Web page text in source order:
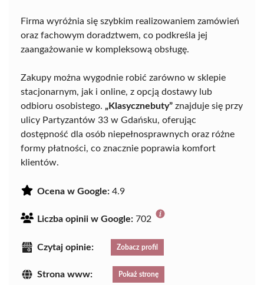
Firma wyróżnia się szybkim realizowaniem zamówień
oraz fachowym doradztwem, co podkreśla jej
zaangażowanie w kompleksową obsługę.
Zakupy można wygodnie robić zarówno w sklepie
stacjonarnym, jak i online, z opcją dostawy lub
odbioru osobistego. „Klasycznebuty” znajduje się przy
ulicy Partyzantów 33 w Gdańsku, oferując
dostępność dla osób niepełnosprawnych oraz różne
formy płatności, co znacznie poprawia komfort
klientów.
Ocena w Google: 4.9
Liczba opinii w Google: 702
Czytaj opinie: Zobacz profil
Strona www: Pokaż stronę